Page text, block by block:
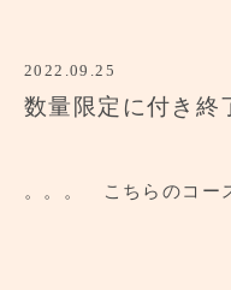
2022.09.25
数量限定に付き
。。。 こちらのコー